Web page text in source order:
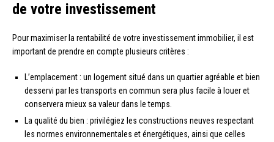
de votre investissement
Pour maximiser la rentabilité de votre investissement immobilier, il est
important de prendre en compte plusieurs critères :
L’emplacement : un logement situé dans un quartier agréable et bien
desservi par les transports en commun sera plus facile à louer et
conservera mieux sa valeur dans le temps.
La qualité du bien : privilégiez les constructions neuves respectant
les normes environnementales et énergétiques, ainsi que celles